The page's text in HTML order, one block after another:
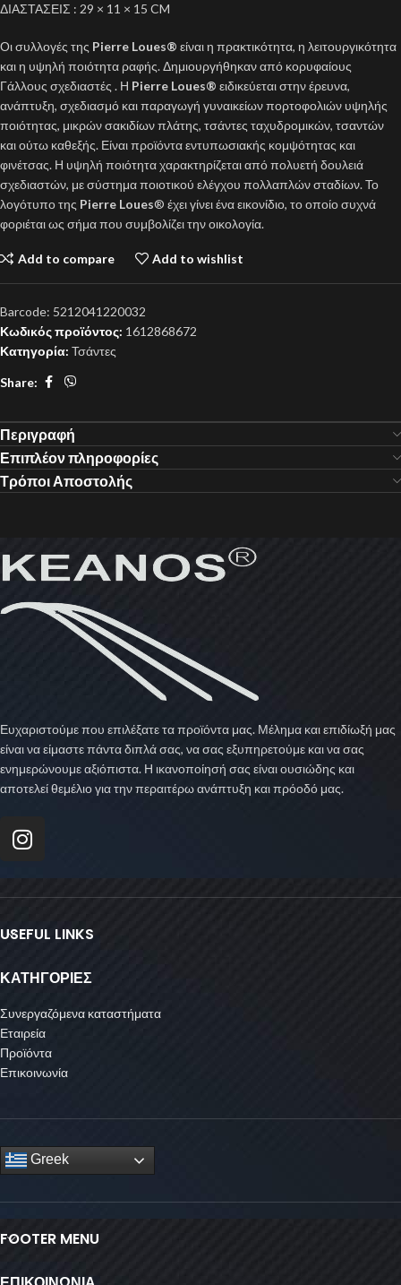
ΔΙΑΣΤΑΣΕΙΣ : 29 × 11 × 15 CM
Οι συλλογές της Pierre Loues® είναι η πρακτικότητα, η λειτουργικότητα
και η υψηλή ποιότητα ραφής. Δημιουργήθηκαν από κορυφαίους
Γάλλους σχεδιαστές . Η Pierre Loues® ειδικεύεται στην έρευνα,
ανάπτυξη, σχεδιασμό και παραγωγή γυναικείων πορτοφολιών υψηλής
ποιότητας, μικρών σακιδίων πλάτης, τσάντες ταχυδρομικών, τσαντών
και ούτω καθεξής. Είναι προϊόντα εντυπωσιακής κομψότητας και
φινέτσας. Η υψηλή ποιότητα χαρακτηρίζεται από πολυετή δουλειά
σχεδιαστών, με σύστημα ποιοτικού ελέγχου πολλαπλών σταδίων. Το
λογότυπο της Pierre Loues® έχει γίνει ένα εικονίδιο, το οποίο συχνά
φοριέται ως σήμα που συμβολίζει την οικολογία.
Add to compare Add to wishlist
Barcode: 5212041220032
Κωδικός προϊόντος: 1612868672
Κατηγορία: Τσάντες
Share:
Περιγραφή
Επιπλέον πληροφορίες
Τρόποι Αποστολής
Ευχαριστούμε που επιλέξατε τα προϊόντα μας. Μέλημα και επιδίωξή μας
είναι να είμαστε πάντα διπλά σας, να σας εξυπηρετούμε και να σας
ενημερώνουμε αξιόπιστα. Η ικανοποίησή σας είναι ουσιώδης και
αποτελεί θεμέλιο για την περαιτέρω ανάπτυξη και πρόοδό μας.
USEFUL LINKS
ΚΑΤΗΓΟΡΙΕΣ
Συνεργαζόμενα καταστήματα
Εταιρεία
Προϊόντα
Επικοινωνία
Greek
FOOTER MENU